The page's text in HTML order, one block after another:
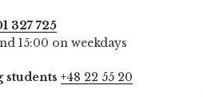
327 725
15:00 on weekdays
students +48 22 55 20